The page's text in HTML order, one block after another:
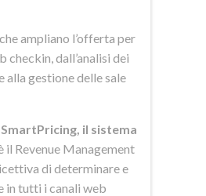
ampliano l’offerta per
dall’analisi dei
alla gestione delle sale
SmartPricing, il sistema
il Revenue Management
di determinare e
in tutti i canali web